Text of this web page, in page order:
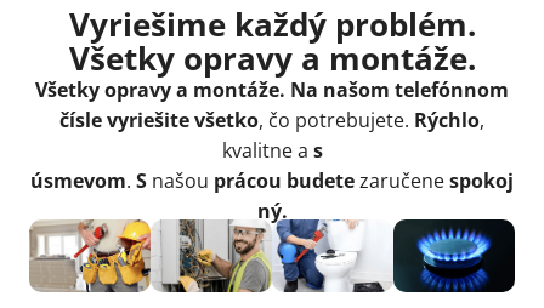
Vyriešime každý problém.
Všetky opravy a montáže.
Všetky opravy a montáže. Na našom telefónnom
čísle vyriešite všetko, čo potrebujete. Rýchlo,
kvalitne a s
úsmevom. S našou prácou budetezaručenespokoj
ný.